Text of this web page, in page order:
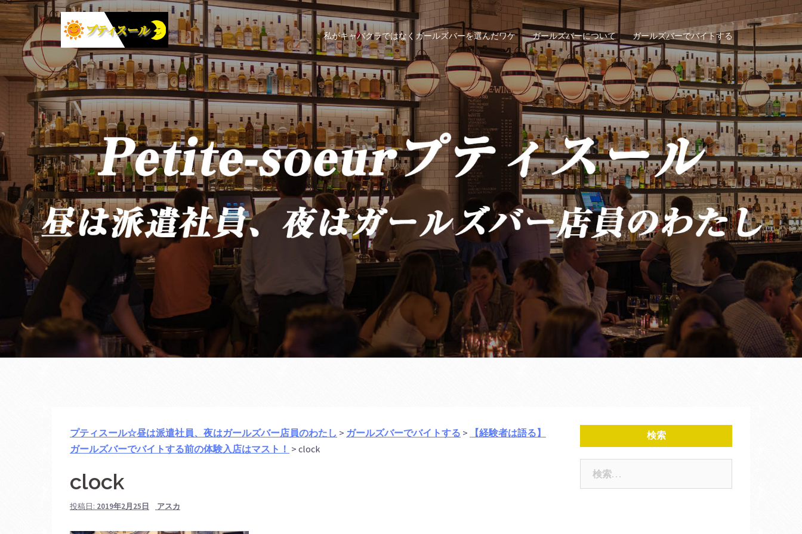
コ
ン
テ
ン
ッ
プ
私がキャバクラではなくガールズバーを選んだワケ ガールズバーについて ガールズバーでバイトする
プティスール☆昼は派遣社員、夜はガールズバー店員のわたし > ガールズバーでバイトする >
【経験者は語る】
ガールズバーでバイトする前の体験入店はマスト！ > clock
clock
投稿日: 2019年2月25日 アスカ
検索